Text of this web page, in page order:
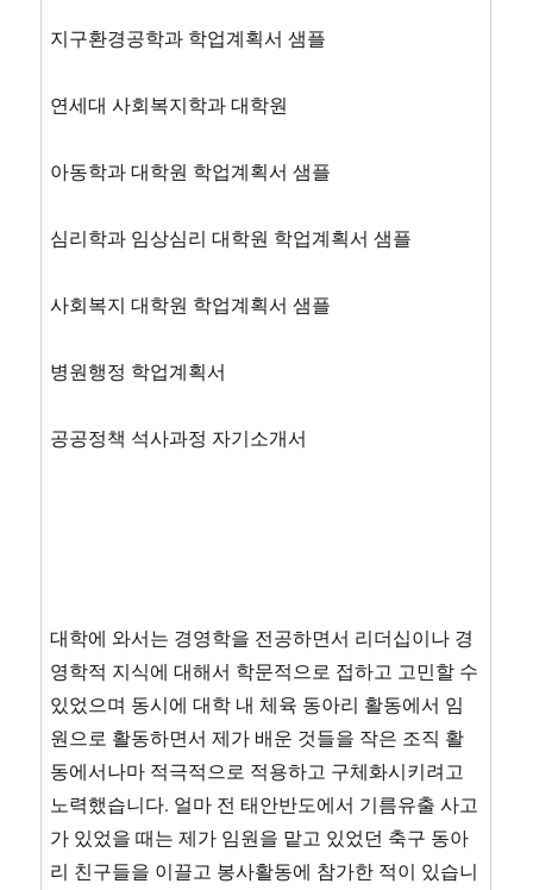
지구환경공학과 학업계획서 샘플
연세대 사회복지학과 대학원
아동학과 대학원 학업계획서 샘플
심리학과 임상심리 대학원 학업계획서 샘플
사회복지 대학원 학업계획서 샘플
병원행정 학업계획서
공공정책 석사과정 자기소개서
대학에 와서는 경영학을 전공하면서 리더십이나 경
영학적 지식에 대해서 학문적으로 접하고 고민할 수
있었으며 동시에 대학 내 체육 동아리 활동에서 임
원으로 활동하면서 제가 배운 것들을 작은 조직 활
동에서나마 적극적으로 적용하고 구체화시키려고
노력했습니다. 얼마 전 태안반도에서 기름유출 사고
가 있었을 때는 제가 임원을 맡고 있었던 축구 동아
리 친구들을 이끌고 봉사활동에 참가한 적이 있습니